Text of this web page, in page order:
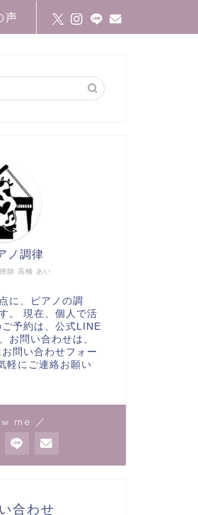
声
師 高橋 あい
ノ調律
に、ピアノの調
。 現在、個人で活
予約は、公式LINE
お問い合わせは、
問い合わせフォー
軽にご連絡お願い
me ／
合わせ